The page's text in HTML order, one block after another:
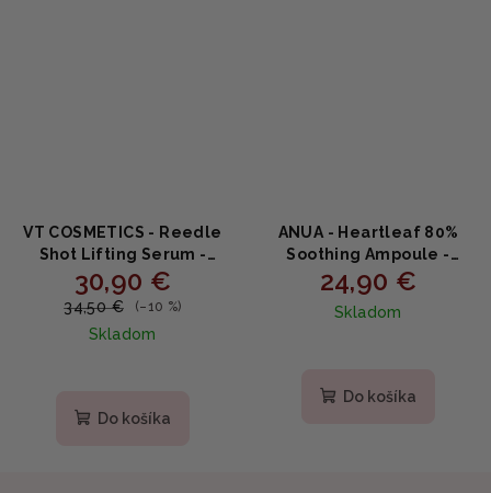
VT COSMETICS - Reedle
Shot Lifting Serum -
Liftingové sérum s
mikroihličkovou
technológiou 30ml
30,90 €
34,50 € (–10 %)
Skladom
Do košíka
ANUA - Heartleaf 80%
Soothing Ampoule -
Upokojujúce ampulkové
sérum s 80% extraktom z
Houttuynia Cordata 30ml
24,90 €
Skladom
Do košíka